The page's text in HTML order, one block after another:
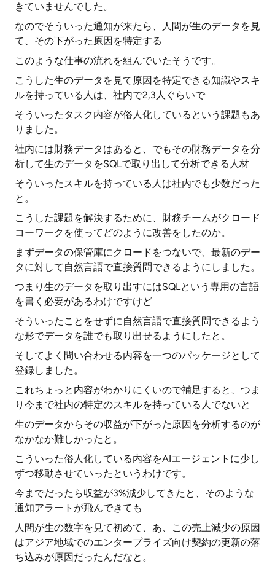
きていませんでした。
なのでそういった通知が来たら、人間が生のデータを見
て、その下がった原因を特定する
このような仕事の流れを組んでいたそうです。
こうした生のデータを見て原因を特定できる知識やスキ
ルを持っている人は、社内で2,3人ぐらいで
そういったタスク内容が俗人化しているという課題もあ
りました。
社内には財務データはあると、でもその財務データを分
析して生のデータをSQLで取り出して分析できる人材
そういったスキルを持っている人は社内でも少数だった
と。
こうした課題を解決するために、財務チームがクロード
コーワークを使ってどのように改善をしたのか。
まずデータの保管庫にクロードをつないで、最新のデー
タに対して自然言語で直接質問できるようにしました。
つまり生のデータを取り出すにはSQLという専用の言語
を書く必要があるわけですけど
そういったことをせずに自然言語で直接質問できるよう
な形でデータを誰でも取り出せるようにしたと。
そしてよく問い合わせる内容を一つのパッケージとして
登録しました。
これちょっと内容がわかりにくいので補足すると、つま
り今まで社内の特定のスキルを持っている人でないと
生のデータからその収益が下がった原因を分析するのが
なかなか難しかったと。
こういった俗人化している内容をAIエージェントに少し
ずつ移動させていったというわけです。
今までだったら収益が3%減少してきたと、そのような
通知アラートが飛んできても
人間が生の数字を見て初めて、あ、この売上減少の原因
はアジア地域でのエンタープライズ向け契約の更新の落
ち込みが原因だったんだなと。